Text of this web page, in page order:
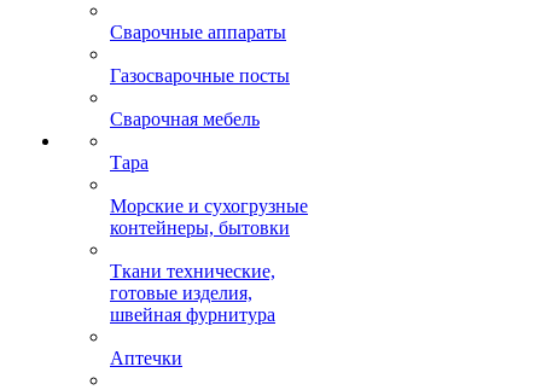
Сварочные аппараты
Газосварочные посты
Сварочная мебель
Тара
Морские и сухогрузные
контейнеры, бытовки
Ткани технические,
готовые изделия,
швейная фурнитура
Аптечки